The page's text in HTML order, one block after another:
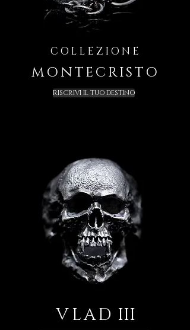
COLLEZIONE
MONTECRISTO
RISCRIVI IL TUO DESTINO
VLAD III